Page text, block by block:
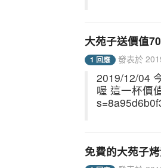
大苑子送價值
1 回應 發表於
2019/12/04
喔 這一杯價
免費的大苑子